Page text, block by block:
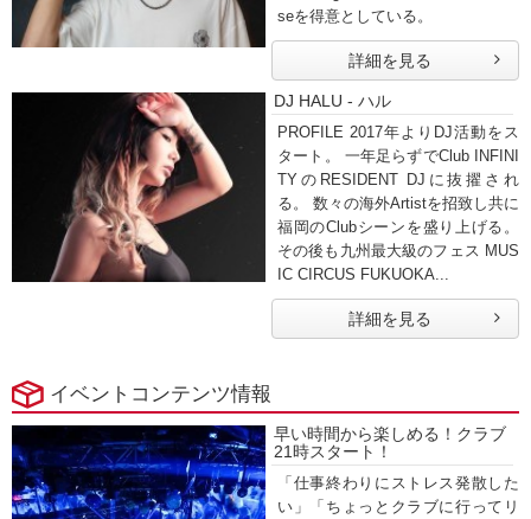
seを得意としている。
詳細を見る
DJ HALU - ハル
PROFILE 2017年よりDJ活動をス
タート。 一年足らずでClub INFINI
TYのRESIDENT DJに抜擢され
る。 数々の海外Artistを招致し共に
福岡のClubシーンを盛り上げる。
その後も九州最大級のフェス MUS
IC CIRCUS FUKUOKA...
詳細を見る
イベントコンテンツ情報
早い時間から楽しめる！クラブ
21時スタート！
「仕事終わりにストレス発散した
い」「ちょっとクラブに行ってリ